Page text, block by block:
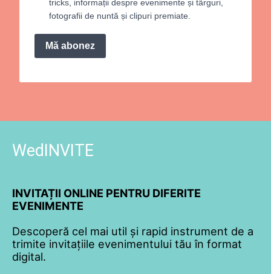
tricks, informații despre evenimente și târguri,
fotografii de nuntă și clipuri premiate.
Mă abonez
WedINVITE
INVITAȚII ONLINE PENTRU DIFERITE
EVENIMENTE
Descoperă cel mai util și rapid instrument de a
trimite invitațiile evenimentului tău în format
digital.